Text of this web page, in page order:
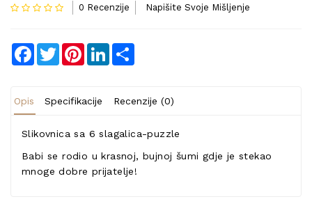
0 Recenzije Napišite Svoje Mišljenje
Facebook
TwitterPinterestLinkedIn
Opis Specifikacije Recenzije (0)
Slikovnica sa 6 slagalica-puzzle
Babi se rodio u krasnoj, bujnoj šumi gdje je stekao
mnoge dobre prijatelje!